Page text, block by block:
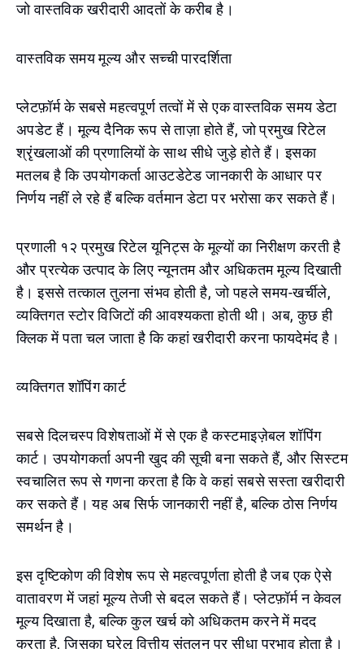
जो वास्तविक खरीदारी आदतों के करीब है।
वास्तविक समय मूल्य और सच्ची पारदर्शिता
प्लेटफ़ॉर्म के सबसे महत्वपूर्ण तत्वों में से एक वास्तविक समय डेटा
अपडेट हैं। मूल्य दैनिक रूप से ताज़ा होते हैं, जो प्रमुख रिटेल
श्रृंखलाओं की प्रणालियों के साथ सीधे जुड़े होते हैं। इसका
मतलब है कि उपयोगकर्ता आउटडेटेड जानकारी के आधार पर
निर्णय नहीं ले रहे हैं बल्कि वर्तमान डेटा पर भरोसा कर सकते हैं।
प्रणाली १२ प्रमुख रिटेल यूनिट्स के मूल्यों का निरीक्षण करती है
और प्रत्येक उत्पाद के लिए न्यूनतम और अधिकतम मूल्य दिखाती
है। इससे तत्काल तुलना संभव होती है, जो पहले समय-खर्चीले,
व्यक्तिगत स्टोर विजिटों की आवश्यकता होती थी। अब, कुछ ही
क्लिक में पता चल जाता है कि कहां खरीदारी करना फायदेमंद है।
व्यक्तिगत शॉपिंग कार्ट
सबसे दिलचस्प विशेषताओं में से एक है कस्टमाइज़ेबल शॉपिंग
कार्ट। उपयोगकर्ता अपनी खुद की सूची बना सकते हैं, और सिस्टम
स्वचालित रूप से गणना करता है कि वे कहां सबसे सस्ता खरीदारी
कर सकते हैं। यह अब सिर्फ जानकारी नहीं है, बल्कि ठोस निर्णय
समर्थन है।
इस दृष्टिकोण की विशेष रूप से महत्वपूर्णता होती है जब एक ऐसे
वातावरण में जहां मूल्य तेजी से बदल सकते हैं। प्लेटफ़ॉर्म न केवल
मूल्य दिखाता है, बल्कि कुल खर्च को अधिकतम करने में मदद
करता है, जिसका घरेलू वित्तीय संतुलन पर सीधा प्रभाव होता है।